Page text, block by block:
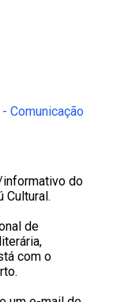
Comunicação
informativo do
Cultural.
de
com o